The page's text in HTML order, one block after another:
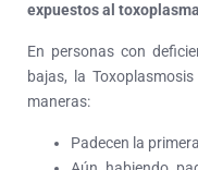
expuestos al
En personas con
bajas, la
maneras:
Padecen la